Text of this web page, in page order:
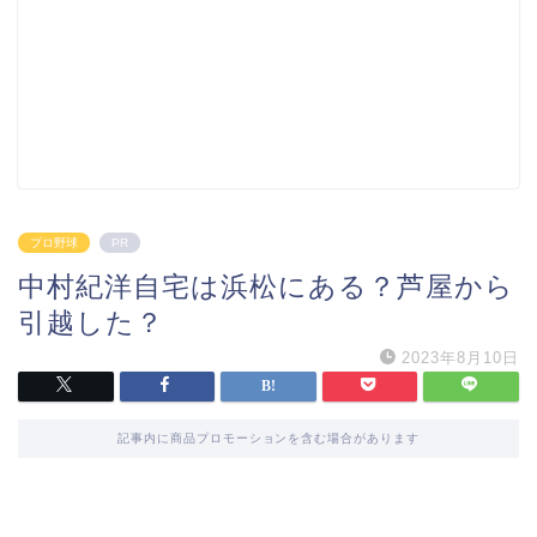
プロ野球 PR
中村紀洋自宅は浜松にある？芦屋から
引越した？
2023年8月10日
記事内に商品プロモーションを含む場合があります